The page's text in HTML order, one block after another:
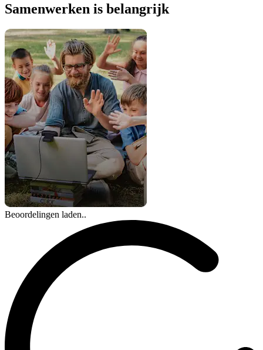
Samenwerken is belangrijk
Beoordelingen laden..